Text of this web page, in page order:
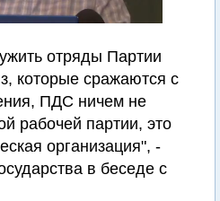
отряды Партии
которые сражаются с
ПДС ничем не
рабочей партии, это
организация", -
в беседе с